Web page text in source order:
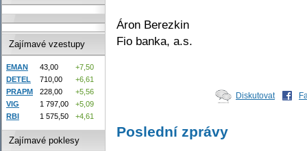
Áron Berezkin
Fio banka, a.s.
Diskutovat
Poslední zprávy
Zajímavé vzestupy
EMAN 43,00
+7,50
DETEL
710,00
+6,61
PRAPM
228,00
+5,56
VIG
1 797,00
+5,09
RBI
1 575,50 +4,61
Zajímavé poklesy